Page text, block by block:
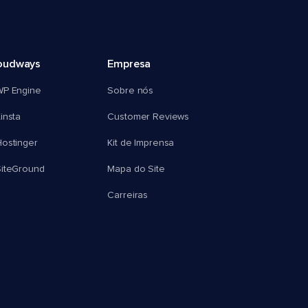
Engine
Empresa
Sobre nós
Customer Reviews
Kit de Imprensa
Mapa do Site
Carreiras